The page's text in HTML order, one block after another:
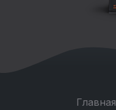
Главная